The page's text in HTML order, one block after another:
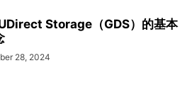
Storage（GDS）的基本
28, 2024